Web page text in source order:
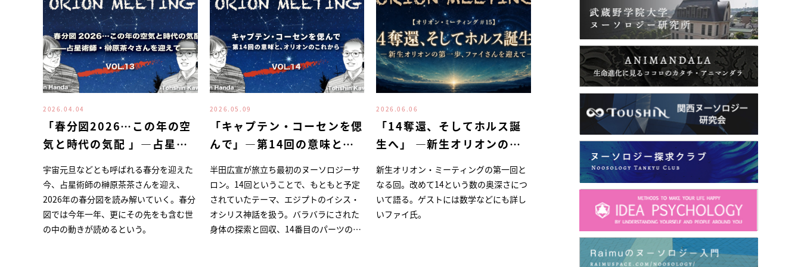
2026.04.04
「春分図2026…この年の空
気と時代の気配 」―占星術
師・榊原茶々さんを迎えて―
宇宙元旦などとも呼ばれる春分を迎えた
今、占星術師の榊原茶茶さんを迎え、
2026年の春分図を読み解いていく。春分
図では今年一年、更にその先をも含む世
の中の動きが読めるという。
2026.05.09
「キャプテン・コーセンを偲
んで」―第14回の意味と、
オリオンのこれから―
半田広宣が旅立ち最初のヌーソロジーサ
ロン。14回ということで、もともと予定
されていたテーマ、エジプトのイシス・
オシリス神話を扱う。バラバラにされた
身体の探索と回収、14番目のパーツの鋳
2026.06.06
「14奪還、そしてホルス誕
生へ」 ―新生オリオンの第
一歩、ファイさんを迎えて—
新生オリオン・ミーティングの第一回と
なる回。改めて14という数の奥深さにつ
いて語る。ゲストには数学などにも詳し
いファイ氏。